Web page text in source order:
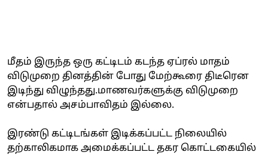
மீதம் இருந்த ஒரு கட்டிடம் கடந்த ஏப்ரல் மாதம்
விடுமுறை தினத்தின் போது மேற்கூரை திடீரென
இடிந்து விழுந்தது.மாணவர்களுக்கு விடுமுறை
என்பதால் அசம்பாவிதம் இல்லை.
இரண்டு கட்டிடங்கள் இடிக்கப்பட்ட நிலையில்
தற்காலிகமாக அமைக்கப்பட்ட தகர கொட்டகையில்